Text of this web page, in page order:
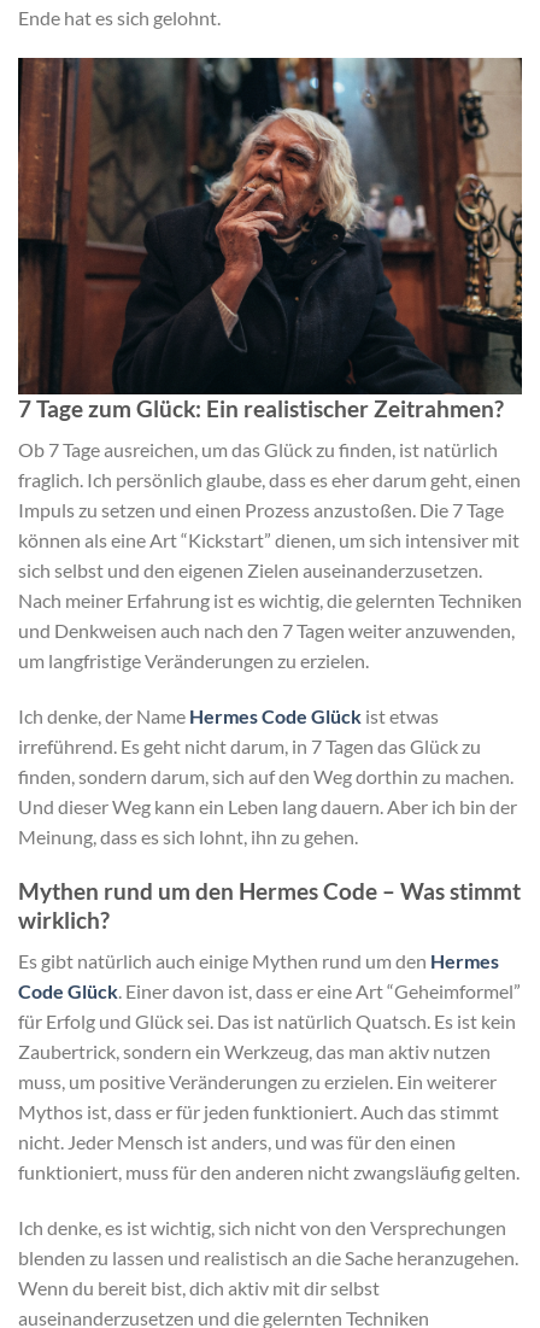
Ende hat es sich gelohnt.
7 Tage zum Glück: Ein realistischer Zeitrahmen?
Ob 7 Tage ausreichen, um das Glück zu finden, ist natürlich
fraglich. Ich persönlich glaube, dass es eher darum geht, einen
Impuls zu setzen und einen Prozess anzustoßen. Die 7 Tage
können als eine Art “Kickstart” dienen, um sich intensiver mit
sich selbst und den eigenen Zielen auseinanderzusetzen.
Nach meiner Erfahrung ist es wichtig, die gelernten Techniken
und Denkweisen auch nach den 7 Tagen weiter anzuwenden,
um langfristige Veränderungen zu erzielen.
Ich denke, der Name Hermes Code Glück ist etwas
irreführend. Es geht nicht darum, in 7 Tagen das Glück zu
finden, sondern darum, sich auf den Weg dorthin zu machen.
Und dieser Weg kann ein Leben lang dauern. Aber ich bin der
Meinung, dass es sich lohnt, ihn zu gehen.
Mythen rund um den Hermes Code – Was stimmt
wirklich?
Es gibt natürlich auch einige Mythen rund um den Hermes
Code Glück. Einer davon ist, dass er eine Art “Geheimformel”
für Erfolg und Glück sei. Das ist natürlich Quatsch. Es ist kein
Zaubertrick, sondern ein Werkzeug, das man aktiv nutzen
muss, um positive Veränderungen zu erzielen. Ein weiterer
Mythos ist, dass er für jeden funktioniert. Auch das stimmt
nicht. Jeder Mensch ist anders, und was für den einen
funktioniert, muss für den anderen nicht zwangsläufig gelten.
Ich denke, es ist wichtig, sich nicht von den Versprechungen
blenden zu lassen und realistisch an die Sache heranzugehen.
Wenn du bereit bist, dich aktiv mit dir selbst
auseinanderzusetzen und die gelernten Techniken